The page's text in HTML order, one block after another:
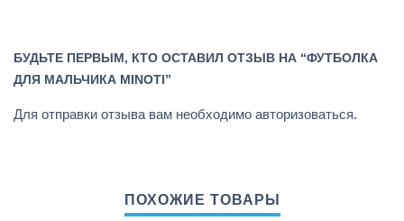
БУДЬТЕ ПЕРВЫМ, КТО ОСТАВИЛ ОТЗЫВ НА “ФУТБОЛКА
ДЛЯ МАЛЬЧИКА MINOTI”
Для отправки отзыва вам необходимо авторизоваться.
ПОХОЖИЕ ТОВАРЫ